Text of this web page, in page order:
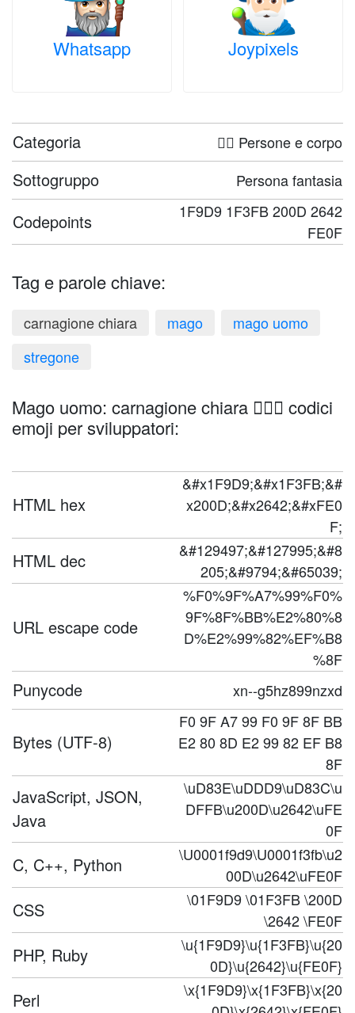
Whatsapp Joypixels
Categoria 🤦‍♀️ Persone e corpo
Sottogruppo Persona fantasia
Codepoints
1F9D9 1F3FB 200D 2642
FE0F
Tag e parole chiave:
carnagione chiara mago
mago uomo
stregone
Mago uomo: carnagione chiara 🧙🏻‍♂️ codici
emoji per sviluppatori:
HTML hex
&#x1F9D9;&#x1F3FB;&#
x200D;&#x2642;&#xFE0
F;
HTML dec
&#129497;&#127995;&#8
205;&#9794;&#65039;
URL escape code
%F0%9F%A7%99%F0%
9F%8F%BB%E2%80%8
D%E2%99%82%EF%B8
%8F
Punycode xn--g5hz899nzxd
Bytes (UTF-8)
F0 9F A7 99 F0 9F 8F BB
E2 80 8D E2 99 82 EF B8
8F
JavaScript, JSON,
Java
\uD83E\uDDD9\uD83C\u
DFFB\u200D\u2642\uFE
0F
C, C++, Python
\U0001f9d9\U0001f3fb\u2
00D\u2642\uFE0F
CSS
\01F9D9 \01F3FB \200D
\2642 \FE0F
PHP, Ruby
\u{1F9D9}\u{1F3FB}\u{20
0D}\u{2642}\u{FE0F}
Perl
\x{1F9D9}\x{1F3FB}\x{20